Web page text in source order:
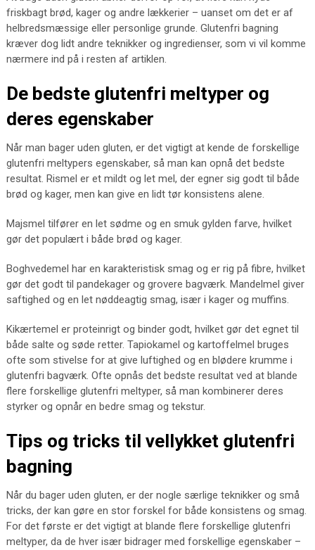
friskbagt brød, kager og andre lækkerier – uanset om det er af
helbredsmæssige eller personlige grunde. Glutenfri bagning
kræver dog lidt andre teknikker og ingredienser, som vi vil komme
nærmere ind på i resten af artiklen.
De bedste glutenfri meltyper og
deres egenskaber
Når man bager uden gluten, er det vigtigt at kende de forskellige
glutenfri meltypers egenskaber, så man kan opnå det bedste
resultat. Rismel er et mildt og let mel, der egner sig godt til både
brød og kager, men kan give en lidt tør konsistens alene.
Majsmel tilfører en let sødme og en smuk gylden farve, hvilket
gør det populært i både brød og kager.
Boghvedemel har en karakteristisk smag og er rig på fibre, hvilket
gør det godt til pandekager og grovere bagværk. Mandelmel giver
saftighed og en let nøddeagtig smag, især i kager og muffins.
Kikærtemel er proteinrigt og binder godt, hvilket gør det egnet til
både salte og søde retter. Tapiokamel og kartoffelmel bruges
ofte som stivelse for at give luftighed og en blødere krumme i
glutenfri bagværk. Ofte opnås det bedste resultat ved at blande
flere forskellige glutenfri meltyper, så man kombinerer deres
styrker og opnår en bedre smag og tekstur.
Tips og tricks til vellykket glutenfri
bagning
Når du bager uden gluten, er der nogle særlige teknikker og små
tricks, der kan gøre en stor forskel for både konsistens og smag.
For det første er det vigtigt at blande flere forskellige glutenfri
meltyper, da de hver især bidrager med forskellige egenskaber –